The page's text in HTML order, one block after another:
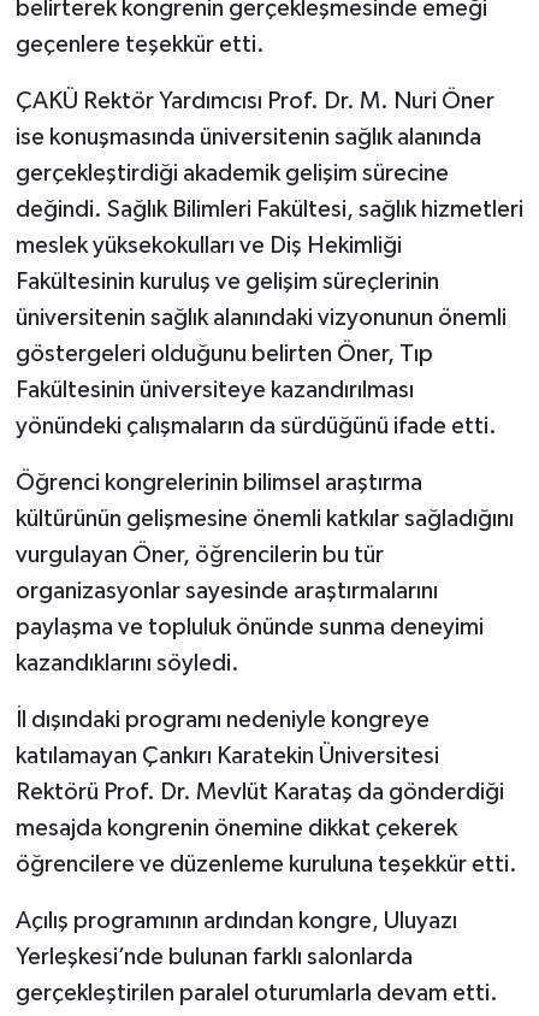
belirterek kongrenin gerçekleşmesinde emeği
geçenlere teşekkür etti.
ÇAKÜ Rektör Yardımcısı Prof. Dr. M. Nuri Öner
ise konuşmasında üniversitenin sağlık alanında
gerçekleştirdiği akademik gelişim sürecine
değindi. Sağlık Bilimleri Fakültesi, sağlık hizmetleri
meslek yüksekokulları ve Diş Hekimliği
Fakültesinin kuruluş ve gelişim süreçlerinin
üniversitenin sağlık alanındaki vizyonunun önemli
göstergeleri olduğunu belirten Öner, Tıp
Fakültesinin üniversiteye kazandırılması
yönündeki çalışmaların da sürdüğünü ifade etti.
Öğrenci kongrelerinin bilimsel araştırma
kültürünün gelişmesine önemli katkılar sağladığını
vurgulayan Öner, öğrencilerin bu tür
organizasyonlar sayesinde araştırmalarını
paylaşma ve topluluk önünde sunma deneyimi
kazandıklarını söyledi.
İl dışındaki programı nedeniyle kongreye
katılamayan Çankırı Karatekin Üniversitesi
Rektörü Prof. Dr. Mevlüt Karataş da gönderdiği
mesajda kongrenin önemine dikkat çekerek
öğrencilere ve düzenleme kuruluna teşekkür etti.
Açılış programının ardından kongre, Uluyazı
Yerleşkesi’nde bulunan farklı salonlarda
gerçekleştirilen paralel oturumlarla devam etti.